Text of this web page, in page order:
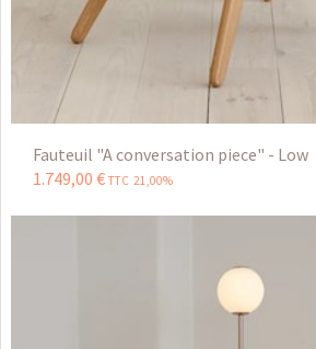
Fauteuil "A conversation piece" - Low
1.749,00 € TTC 21,00%